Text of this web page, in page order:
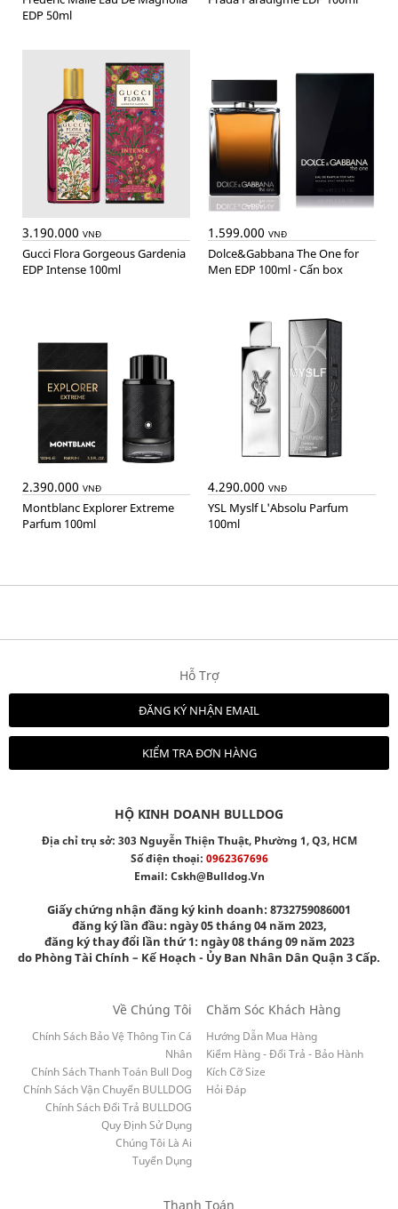
EDP 50ml
3.190.000 VNĐ
Gucci Flora Gorgeous Gardenia
EDP Intense 100ml
1.599.000 VNĐ
Dolce&Gabbana The One for
Men EDP 100ml - Cấn box
2.390.000 VNĐ
Montblanc Explorer Extreme
Parfum 100ml
4.290.000 VNĐ
YSL Myslf L'Absolu Parfum
100ml
Hỗ Trợ
ĐĂNG KÝ NHẬN EMAIL
KIỂM TRA ĐƠN HÀNG
HỘ KINH DOANH BULLDOG
Địa chỉ trụ sở: 303 Nguyễn Thiện Thuật, Phường 1, Q3, HCM
Số điện thoại: 0962367696
Email: Cskh@bulldog.vn
Giấy chứng nhận đăng ký kinh doanh: 8732759086001
đăng ký lần đầu: ngày 05 tháng 04 năm 2023,
đăng ký thay đổi lần thứ 1: ngày 08 tháng 09 năm 2023
do Phòng Tài Chính – Kế Hoạch - Ủy Ban Nhân Dân Quận 3 Cấp.
Về Chúng Tôi
Chính Sách Bảo Vệ Thông Tin Cá
Nhân
Chính Sách Thanh Toán Bull Dog
Chính Sách Vận Chuyển BULLDOG
Chính Sách Đổi Trả BULLDOG
Quy Định Sử Dụng
Chúng Tôi Là Ai
Tuyển Dụng
Chăm Sóc Khách Hàng
Hướng Dẫn Mua Hàng
Kiểm Hàng - Đổi Trả - Bảo Hành
Kích Cỡ Size
Hỏi Đáp
Thanh Toán